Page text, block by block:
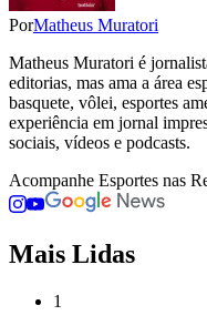
PorMatheus Muratori
Matheus Muratori é
editorias, mas ama a área
basquete, vôlei, esportes
experiência em jornal
sociais, vídeos e podcasts.
Acompanhe Esportes nas
Mais Lidas
1